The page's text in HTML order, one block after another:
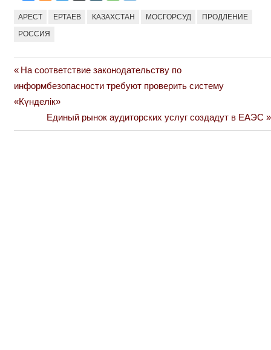
АРЕСТ ЕРТАЕВ КАЗАХСТАН МОСГОРСУД ПРОДЛЕНИЕ
РОССИЯ
Навигация
по
записям
Previous
Post:
На соответствие законодательству по
информбезопасности требуют проверить систему
«Күнделік»
Next
Post:
Единый рынок аудиторских услуг создадут в ЕАЭС